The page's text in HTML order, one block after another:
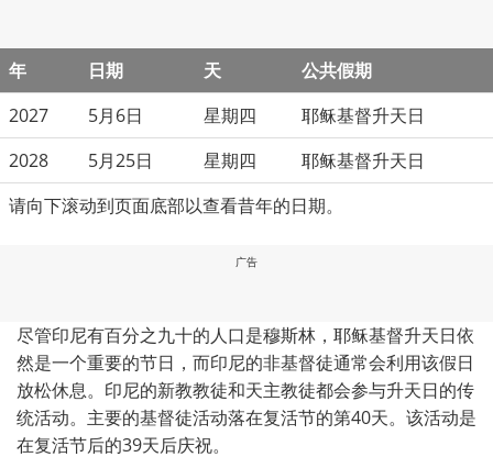
年 日期 天
公共假期
2027
5月6日 星期四
耶稣基督升天日
2028
5月25日 星期四
耶稣基督升天日
请向下滚动到页面底部以查看昔年的日期。
广告
尽管印尼有百分之九十的人口是穆斯林，耶稣基督升天日依
然是一个重要的节日，而印尼的非基督徒通常会利用该假日
放松休息。印尼的新教教徒和天主教徒都会参与升天日的传
统活动。主要的基督徒活动落在复活节的第40天。该活动是
在复活节后的39天后庆祝。